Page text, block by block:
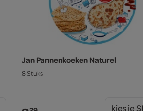
Jan Pannenkoeken Naturel
8 Stuks
kies je